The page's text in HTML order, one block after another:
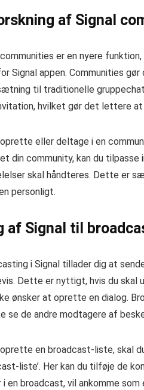
af Signal
er en nyere
Signal appen. Communities
til traditionelle
hvilket gør det lettere
eller deltage i en
din community, kan du tilpasse
skal håndteres. Dette er
personligt.
af Signal til
i Signal tillader dig at
Dette er nyttigt, hvis du skal
ønsker at oprette en dialog.
se de andre modtagere af
en broadcast-liste, skal
liste’. Her kan du tilføje de
i en broadcast, vil ankomme